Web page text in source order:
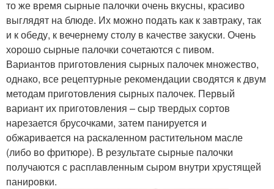
то же время сырные палочки очень вкусны, красиво
выглядят на блюде. Их можно подать как к завтраку, так
и к обеду, к вечернему столу в качестве закуски. Очень
хорошо сырные палочки сочетаются с пивом.
Вариантов приготовления сырных палочек множество,
однако, все рецептурные рекомендации сводятся к двум
методам приготовления сырных палочек. Первый
вариант их приготовления – сыр твердых сортов
нарезается брусочками, затем панируется и
обжаривается на раскаленном растительном масле
(либо во фритюре). В результате сырные палочки
получаются с расплавленным сыром внутри хрустящей
панировки.